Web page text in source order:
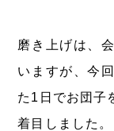
磨き上げは、
いますが、今
た1日でお団子
着目しました。